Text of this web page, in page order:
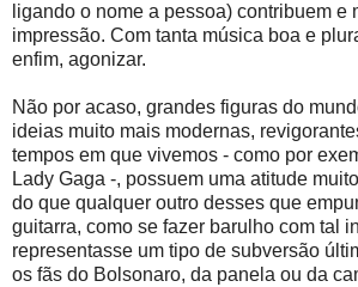
ligando o nome a pessoa) contribuem e
impressão. Com tanta música boa e
enfim, agonizar.
Não por acaso, grandes figuras do
ideias muito mais modernas,
tempos em que vivemos - como por
Lady Gaga -, possuem uma atitude
do que qualquer outro desses que
guitarra, como se fazer barulho com tal
representasse um tipo de subversão
os fãs do Bolsonaro, da panela ou da